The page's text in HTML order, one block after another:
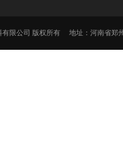
有限公司 版权所有 地址：河南省